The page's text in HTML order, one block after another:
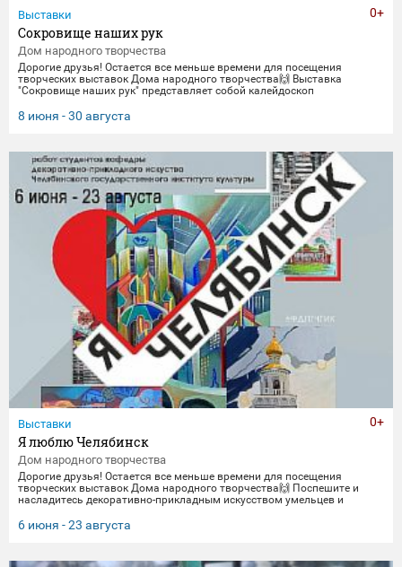
Выставки
Сокровище наших рук
Дом народного творчества
Дорогие друзья! Остается все меньше времени для посещения
творческих выставок Дома народного творчества🙌 Выставка
"Сокровище наших рук" представляет собой калейдоскоп
выполнены мастерами и профессионалами своего дела -
сотрудниками Дома народного творчества. Посетить выставку
8 июня - 30 августа
0+
Выставки
Я люблю Челябинск
Дом народного творчества
Дорогие друзья! Остается все меньше времени для посещения
творческих выставок Дома народного творчества🙌 Поспешите и
насладитесь декоративно-прикладным искусством умельцев и
посвящена 290-летнему юбилею Челябинска. Работы выполнены
студентами кафедры декоративно-прикладного искусства ЧГИК.
6 июня - 23 августа
0+